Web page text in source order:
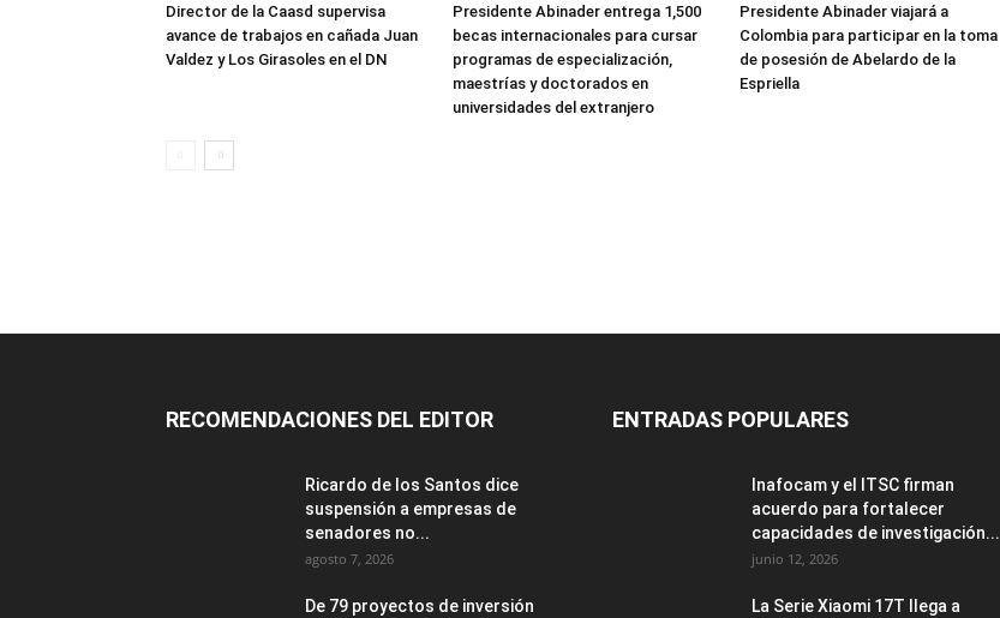
Director de la Caasd supervisa
avance de trabajos en cañada Juan
Valdez y Los Girasoles en el DN
Presidente Abinader entrega 1,500
becas internacionales para cursar
programas de especialización,
maestrías y doctorados en
universidades del extranjero
Presidente Abinader viajará a
Colombia para participar en la toma
de posesión de Abelardo de la
Espriella
RECOMENDACIONES DEL EDITOR
Ricardo de los Santos dice
suspensión a empresas de
senadores no...
agosto 7, 2026
De 79 proyectos de inversión
ENTRADAS POPULARES
Inafocam y el ITSC firman
acuerdo para fortalecer
capacidades de investigación...
junio 12, 2026
La Serie Xiaomi 17T llega a